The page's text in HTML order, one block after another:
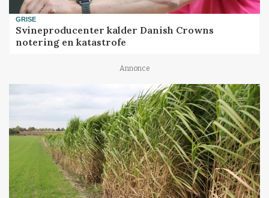
GRISE
Svineproducenter kalder Danish Crowns
notering en katastrofe
Annonce